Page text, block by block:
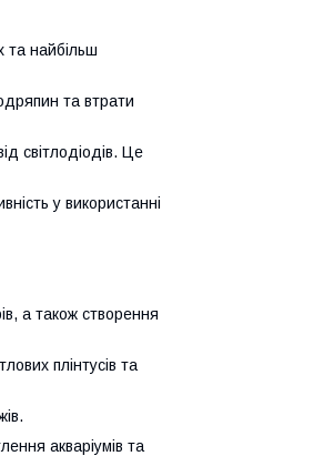
та найбільш
та втрати
світлодіодів. Це
у використанні
а також створення
плінтусів та
акваріумів та